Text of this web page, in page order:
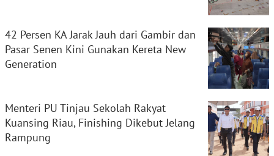
42 Persen KA Jarak Jauh dari Gambir dan
Pasar Senen Kini Gunakan Kereta New
Generation
Menteri PU Tinjau Sekolah Rakyat
Kuansing Riau, Finishing Dikebut Jelang
Rampung